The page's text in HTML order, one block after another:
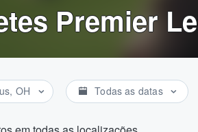
Premier
OH Todas as datas